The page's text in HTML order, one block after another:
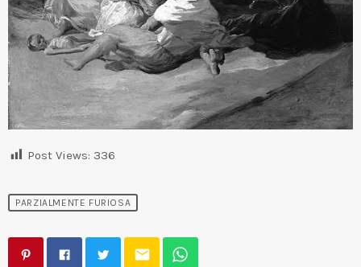
Post Views: 336
PARZIALMENTE FURIOSA
email